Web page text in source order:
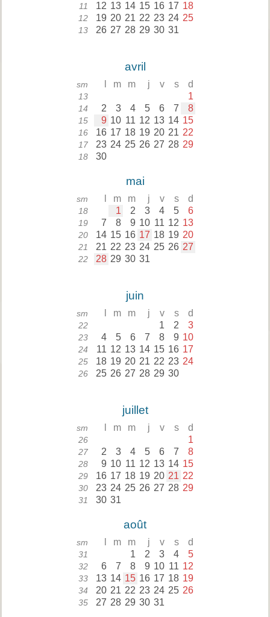
11 12 13 14 15 16 17 18
12 19 20 21 22 23 24 25
13 26 27 28 29 30 31
avril
sm m m j v s d
13 1
14 2 3 4 5 6 7 8
15 9 10 11 12 13 14 15
16 16 17 18 19 20 21 22
17 23 24 25 26 27 28 29
18 30
mai
sm m m j v s d
18 1 2 3 4 5 6
19 7 8 9 10 11 12 13
20 14 15 16 17 18 19 20
21 21 22 23 24 25 26 27
22 28 29 30 31
juin
sm m m j v s d
22 1 2 3
23 4 5 6 7 8 9 10
24 11 12 13 14 15 16 17
25 18 19 20 21 22 23 24
26 25 26 27 28 29 30
juillet
sm m m j v s d
26 1
27 2 3 4 5 6 7 8
28 9 10 11 12 13 14 15
29 16 17 18 19 20 21 22
30 23 24 25 26 27 28 29
31 30 31
août
sm m m j v s d
31 1 2 3 4 5
32 6 7 8 9 10 11 12
33 13 14 15 16 17 18 19
34 20 21 22 23 24 25 26
35 27 28 29 30 31